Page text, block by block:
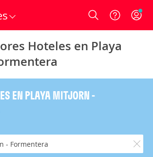
Login
Hoteles en Playa
EN PLAYA MITJORN -